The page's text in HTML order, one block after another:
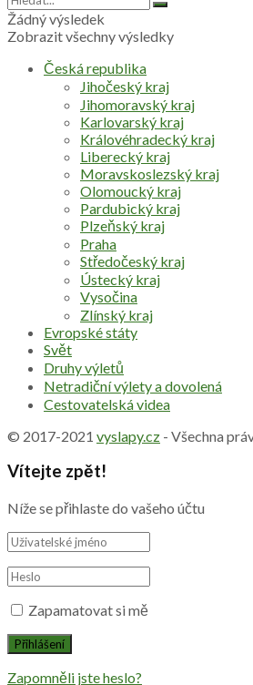
Žádný výsledek
Zobrazit všechny výsledky
Česká republika
Jihočeský kraj
Jihomoravský kraj
Karlovarský kraj
Královéhradecký kraj
Liberecký kraj
Moravskoslezský kraj
Olomoucký kraj
Pardubický kraj
Plzeňský kraj
Praha
Středočeský kraj
Ústecký kraj
Vysočina
Zlínský kraj
Evropské státy
Svět
Druhy výletů
Netradiční výlety a dovolená
Cestovatelská videa
© 2017-2021 vyslapy.cz - Všechna
Vítejte zpět!
Níže se přihlaste do vašeho účtu
Zapamatovat si mě
Zapomněli jste heslo?